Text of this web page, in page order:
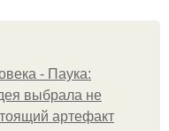
- Паука:
выбрала не
артефакт